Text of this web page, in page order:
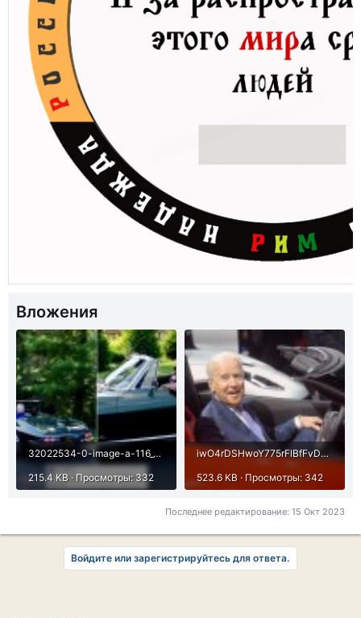
Вложения
32022534-0-image-a-116_1597613792465.jpg
215.4 KB · Просмотры: 332
iwO4rDSHwoY775rFlBfFvD80iTI-1920.jpg
523.6 KB · Просмотры: 342
Последнее редактирование: 15 Окт 2023
Войдите или зарегистрируйтесь для ответа.